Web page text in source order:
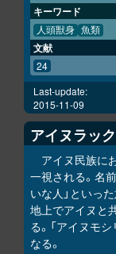
キーワード
人頭獣身 魚類
文献
24
Last-update:
2015-11-09
アイヌラック
アイヌ民族に
一視される。名
いな人」といっ
地上でアイヌと
る。「アイヌモシ
なる。